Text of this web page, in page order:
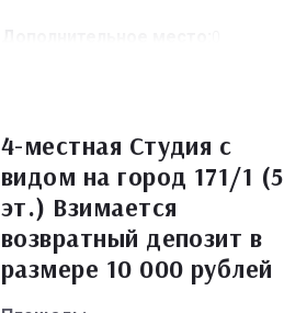
4-местная Студия с
видом на город 171/1 (5
эт.) Взимается
возвратный депозит в
размере 10 000 рублей